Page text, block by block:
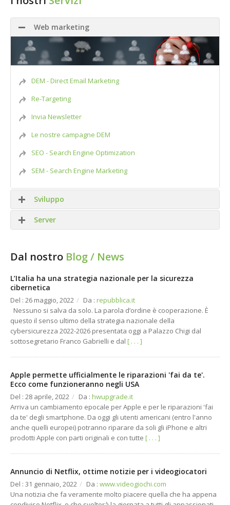
Web marketing
DEM - Direct Email Marketing
Re-Targeting
Invia Newsletter
Le nostre campagne DEM
SEO - Search Engine Optimization
SEM - Search Engine Marketing
Sviluppo
Siti WEB
Realtà Aumentata
E-Commerce B2C / B2B
CRM / Intranet / SW
Grafica
Server
Hosting
Cloud
Dal nostro Blog / News
L’Italia ha una strategia nazionale per la sicurezza
cibernetica
Del : 26 maggio, 2022 / Da : repubblica.it
Nessuno si salva da solo. La parola d’ordine è cooperazione. È
questo il senso ultimo della strategia nazionale della
cybersicurezza 2022-2026 presentata oggi a Palazzo Chigi dal
sottosegretario Franco Gabrielli e dal [ . . . ]
Apple permette ufficialmente le riparazioni 'fai da te'.
Ecco come funzioneranno negli USA
Del : 28 aprile, 2022 / Da : hwupgrade.it
Arriva un cambiamento epocale per Apple e per le riparazioni 'fai
da te' degli smartphone. Da oggi gli utenti americani (entro l'anno
anche quelli europei) potranno riparare da soli gli iPhone e altri
prodotti Apple con parti originali e con tutte [ . . . ]
Annuncio di Netflix, ottime notizie per i videogiocatori
Del : 31 gennaio, 2022 / Da : www.videogiochi.com
Una notizia che fa veramente molto piacere quella che ha appena